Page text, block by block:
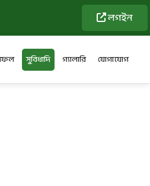
লগইন
সুবিধাদি গ্যালারি যোগাযোগ